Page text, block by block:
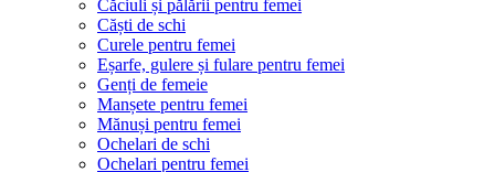
Căciuli și pălării pentru femei
Căști de schi
Curele pentru femei
Eșarfe, gulere și fulare pentru femei
Genți de femeie
Manșete pentru femei
Mănuși pentru femei
Ochelari de schi
Ochelari pentru femei